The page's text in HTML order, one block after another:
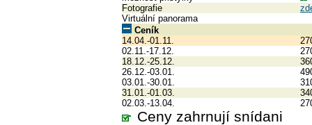
Fotografie
Virtuální panorama
Ceník
14.04.-01.11.
02.11.-17.12.
18.12.-25.12.
26.12.-03.01.
03.01.-30.01.
31.01.-01.03.
02.03.-13.04.
Ceny zahrnují snídani